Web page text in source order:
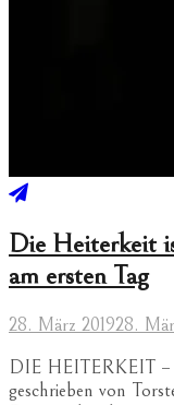
Die Heiterkeit
am ersten Tag
28. März 201928.
DIE HEITERKEIT –
geschrieben von